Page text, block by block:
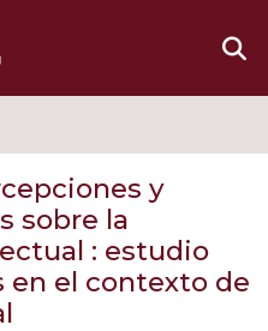
y
sobre la
: estudio
en el contexto de